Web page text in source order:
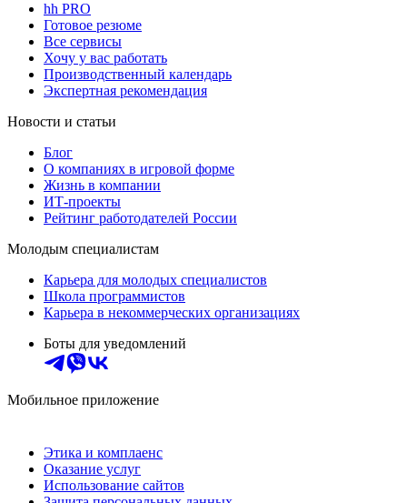
hh PRO
Готовое резюме
Все сервисы
Хочу у вас работать
Производственный календарь
Экспертная рекомендация
Новости и статьи
Блог
О компаниях в игровой форме
Жизнь в компании
ИТ-проекты
Рейтинг работодателей России
Молодым специалистам
Карьера для молодых специалистов
Школа программистов
Карьера в некоммерческих организациях
Боты для уведомлений
Мобильное приложение
Этика и комплаенс
Оказание услуг
Использование сайтов